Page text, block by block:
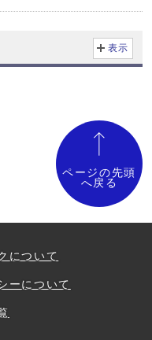
表示
ページの先頭
へ戻る
について
ーについて